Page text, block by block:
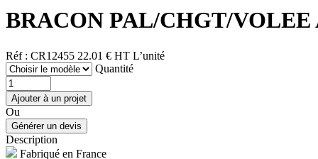
BRACON PAL/CHGT/VOLEE
Réf : CR12455 22.01 € HT L’unité
Quantité
Ou
Description
Fabriqué en France